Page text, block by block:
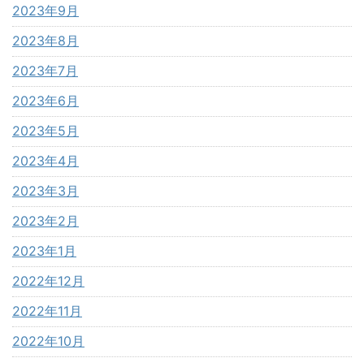
2023年9月
2023年8月
2023年7月
2023年6月
2023年5月
2023年4月
2023年3月
2023年2月
2023年1月
2022年12月
2022年11月
2022年10月